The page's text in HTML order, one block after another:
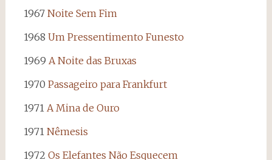
1967 Noite Sem Fim
1968 Um Pressentimento Funesto
1969 A Noite das Bruxas
1970 Passageiro para Frankfurt
1971 A Mina de Ouro
1971 Nêmesis
1972 Os Elefantes Não Esquecem